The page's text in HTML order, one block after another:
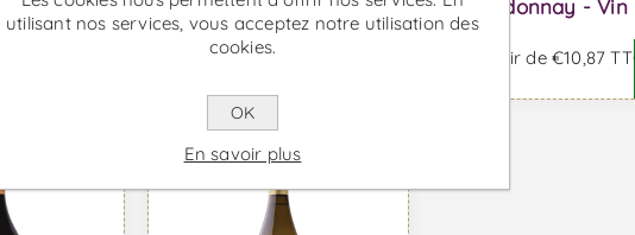
Lara -
TTC
Marquês de Lara
Alvarinho - Vin Blanc
À partir de €12,03 TTC
Chardonnay - Vin
Blanc
À partir de €10,87 TTC
utilisant nos services, vous acceptez notre utilisation des
cookies.
OK
En savoir plus